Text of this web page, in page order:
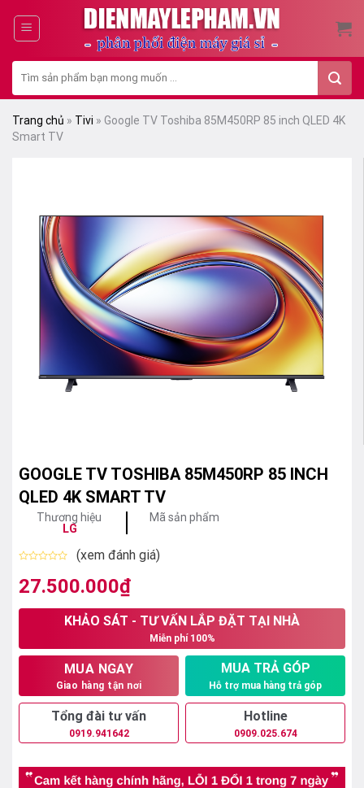
kiếm:
Trang chủ » Tivi » Google TV Toshiba 85M450RP 85 inch QLED 4K
Smart TV
GOOGLE TV TOSHIBA 85M450RP 85 INCH
QLED 4K SMART TV
Thương hiệu
LG
Mã sản phẩm
xếp
hạng
5
(xem đánh giá)
27.500.000₫
KHẢO SÁT - TƯ VẤN LẮP ĐẶT TẠI NHÀ
Miễn phí 100%
MUA NGAY
Giao hàng tận nơi
MUA TRẢ GÓP
Hỗ trợ mua hàng trả góp
Tổng đài tư vấn
0919.941642
Hotline
0909.025.674